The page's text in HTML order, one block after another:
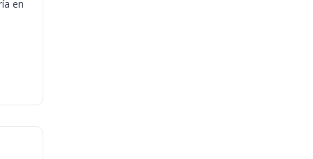
en